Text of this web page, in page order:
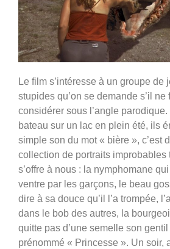
Le film s’intéresse à un groupe de
stupides qu’on se demande s’il ne
considérer sous l’angle
bateau sur un lac en plein été, ils
simple son du mot « bière », c’est
collection de portraits improbables
s’offre à nous : la nymphomane
ventre par les garçons, le beau
dire à sa douce qu’il l’a trompée,
dans le bob des autres, la
quitte pas d’une semelle son
prénommé « Princesse ». Un soir,